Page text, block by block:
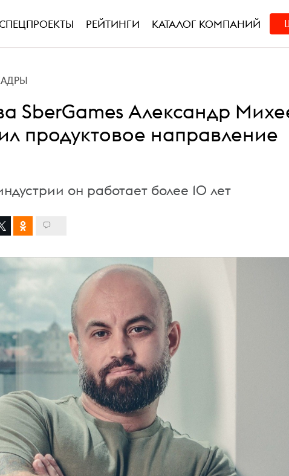
РЕЙТИНГИ КАТАЛОГ КОМПАНИЙ
SberGames Александр
продуктовое направление
он работает более 10 лет